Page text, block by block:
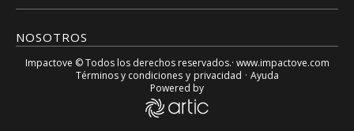
NOSOTROS
Impactove © Todos los derechos reservados.· www.impactove.com
Términos y condiciones y privacidad · Ayuda
Powered by